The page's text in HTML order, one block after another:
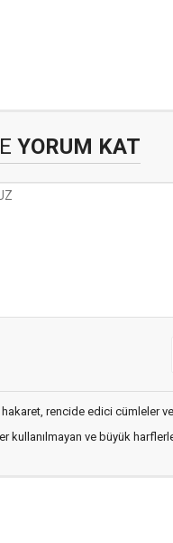
YORUM KAT
rencide edici cümleler
kullanılmayan ve büyük